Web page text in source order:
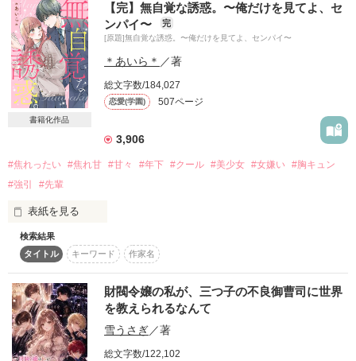
作品を読む
「『行かないで』って可愛く頼めば、
考えてやるよ？」
俺様で。
朱里くんに振り回される毎日だけど
✧
:
「俺は恋々を優先したいって思ってるから」
ほんとはすごく優しいの……。
✩┈┈┈┈┈┈┈┈┈┈┈┈✩
好きな人にそう言われて、嬉しくないはずがない。
でもあいつはあたしのことをからかってるだけ。
あたしが一方的に好きなだけの、片想い。
……のはずだったのに。
書籍化作品
【完】無自覚な誘惑。〜俺だけを見てよ、セ
ンパイ〜
完
[原題]無自覚な誘惑。〜俺だけを見てよ、センパイ〜
＊あいら＊ ／著
総文字数/184,027
恋愛(学園) 507ページ
3,906
#焦れったい #焦れ甘 #甘々 #年下 #クール #美少女 #女嫌い #胸キュン
#強引
#先輩
表紙を見る
白い肌に、ぷっくりとした唇
圧倒的な美貌を持つ魅惑のマドンナは——
検索結果
タイトル
キーワード 作家名
財閥令嬢の私が、三つ子の不良御曹司に世界
を教えられるなんて
雪うさぎ／著
総文字数/122,102